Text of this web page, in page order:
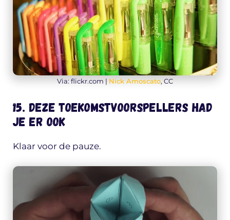
Via: flickr.com | Nick Amoscato, CC
15. Deze toekomstvoorspellers had
je er ook
Klaar voor de pauze.